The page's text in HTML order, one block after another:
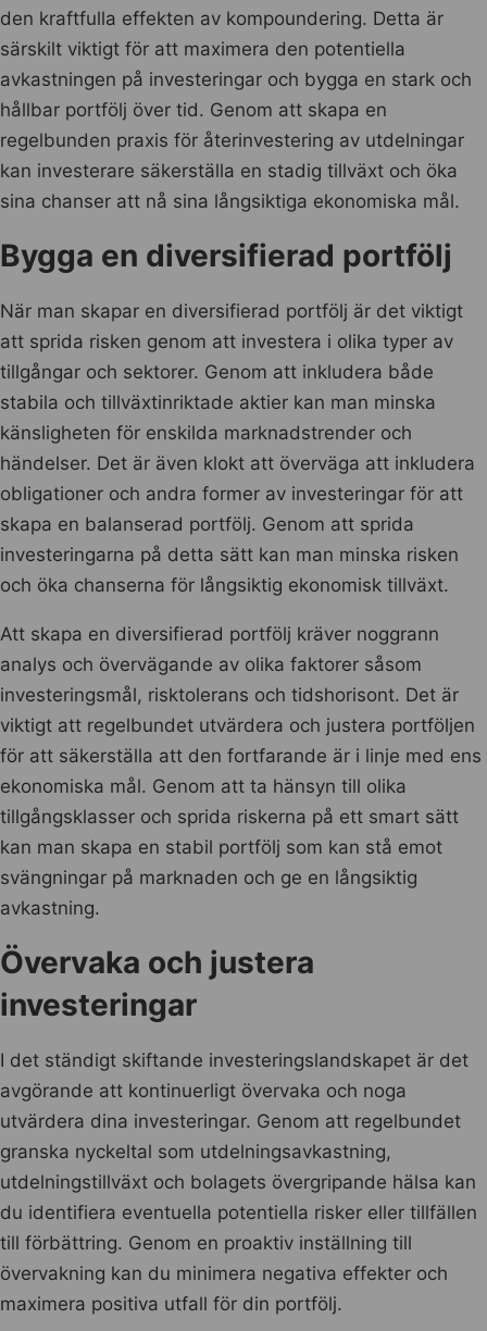
den kraftfulla effekten av kompoundering. Detta är
särskilt viktigt för att maximera den potentiella
avkastningen på investeringar och bygga en stark och
hållbar portfölj över tid. Genom att skapa en
regelbunden praxis för återinvestering av utdelningar
kan investerare säkerställa en stadig tillväxt och öka
sina chanser att nå sina långsiktiga ekonomiska mål.
Bygga en diversifierad portfölj
När man skapar en diversifierad portfölj är det viktigt
att sprida risken genom att investera i olika typer av
tillgångar och sektorer. Genom att inkludera både
stabila och tillväxtinriktade aktier kan man minska
känsligheten för enskilda marknadstrender och
händelser. Det är även klokt att överväga att inkludera
obligationer och andra former av investeringar för att
skapa en balanserad portfölj. Genom att sprida
investeringarna på detta sätt kan man minska risken
och öka chanserna för långsiktig ekonomisk tillväxt.
Att skapa en diversifierad portfölj kräver noggrann
analys och övervägande av olika faktorer såsom
investeringsmål, risktolerans och tidshorisont. Det är
viktigt att regelbundet utvärdera och justera portföljen
för att säkerställa att den fortfarande är i linje med ens
ekonomiska mål. Genom att ta hänsyn till olika
tillgångsklasser och sprida riskerna på ett smart sätt
kan man skapa en stabil portfölj som kan stå emot
svängningar på marknaden och ge en långsiktig
avkastning.
Övervaka och justera
investeringar
I det ständigt skiftande investeringslandskapet är det
avgörande att kontinuerligt övervaka och noga
utvärdera dina investeringar. Genom att regelbundet
granska nyckeltal som utdelningsavkastning,
utdelningstillväxt och bolagets övergripande hälsa kan
du identifiera eventuella potentiella risker eller tillfällen
till förbättring. Genom en proaktiv inställning till
övervakning kan du minimera negativa effekter och
maximera positiva utfall för din portfölj.